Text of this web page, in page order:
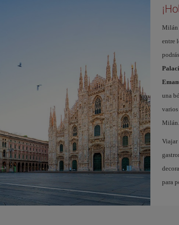
Milán
entre
una
varios
Milán.
Viajar
para